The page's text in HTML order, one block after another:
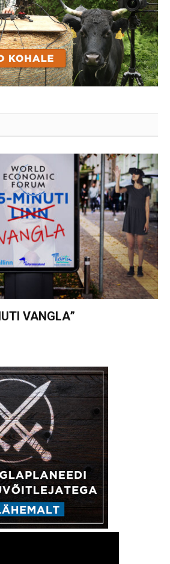
VANGLA”